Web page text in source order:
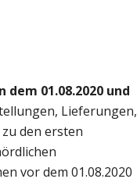
dem 01.08.2020 und
Lieferungen,
den ersten
vor dem 01.08.2020